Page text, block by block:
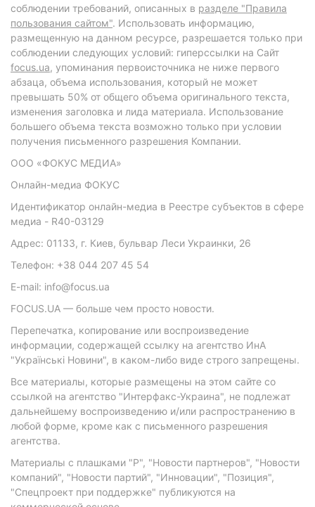
соблюдении требований, описанных в разделе "Правила
пользования сайтом". Использовать информацию,
размещенную на данном ресурсе, разрешается только при
соблюдении следующих условий: гиперссылки на Сайт
focus.ua, упоминания первоисточника не ниже первого
абзаца, объема использования, который не может
превышать 50% от общего объема оригинального текста,
изменения заголовка и лида материала. Использование
большего объема текста возможно только при условии
получения письменного разрешения Компании.
ООО «ФОКУС МЕДИА»
Онлайн-медиа ФОКУС
Идентификатор онлайн-медиа в Реестре субъектов в сфере
медиа - R40-03129
Адрес: 01133, г. Киев, бульвар Леси Украинки, 26
Телефон: +38 044 207 45 54
E-mail: info@focus.ua
FOCUS.UA — больше чем просто новости.
Перепечатка, копирование или воспроизведение
информации, содержащей ссылку на агентство ИнА
"Українські Новини", в каком-либо виде строго запрещены.
Все материалы, которые размещены на этом сайте со
ссылкой на агентство "Интерфакс-Украина", не подлежат
дальнейшему воспроизведению и/или распространению в
любой форме, кроме как с письменного разрешения
агентства.
Материалы с плашками "Р", "Новости партнеров", "Новости
компаний", "Новости партий", "Инновации", "Позиция",
"Спецпроект при поддержке" публикуются на